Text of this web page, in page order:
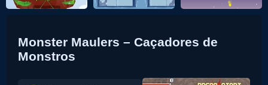
Monster Maulers – Caçadores de
Monstros